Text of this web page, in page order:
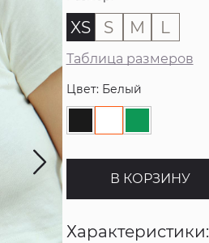
XS S M L
Таблица размеров
Цвет: Белый
В КОРЗИНУ
Характеристики: